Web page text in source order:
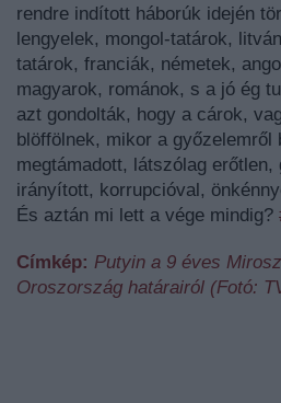
rendre indított háborúk idején
lengyelek, mongol-tatárok,
tatárok, franciák, németek,
magyarok, románok, s a jó ég
azt gondolták, hogy a cárok,
blöffölnek, mikor a győzelemről
megtámadott, látszólag
irányított, korrupcióval,
És aztán mi lett a vége mindig?
Címkép: Putyin a 9 éves
Oroszország határairól (Fotó: